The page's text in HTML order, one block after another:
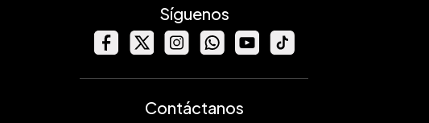
Síguenos
Contáctanos